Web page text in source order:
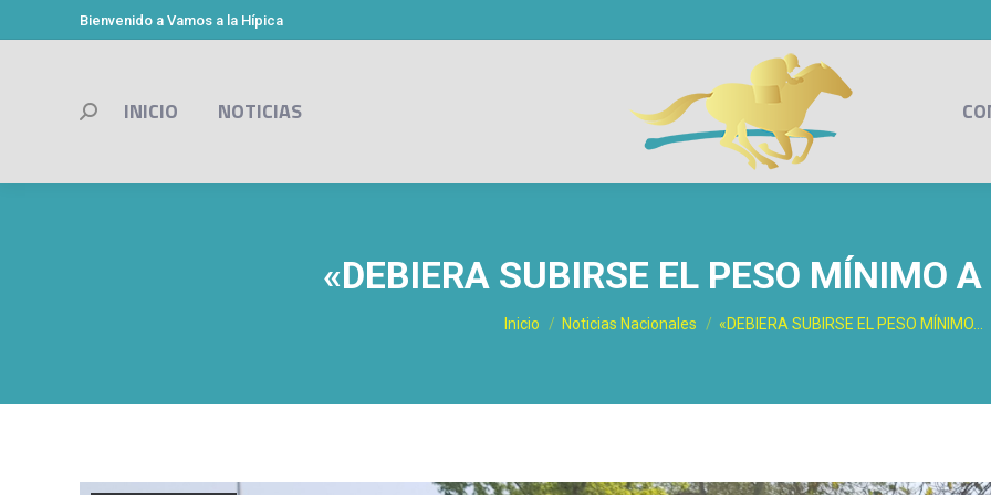
Bienvenido a Vamos a la Hípica
INICIO NOTICIAS
Buscar:
«DEBIERA SUBIRSE EL PESO MÍNIMO
Estás aquí:
Inicio Noticias Nacionales «DEBIERA SUBIRSE EL PESO MÍNIMO…